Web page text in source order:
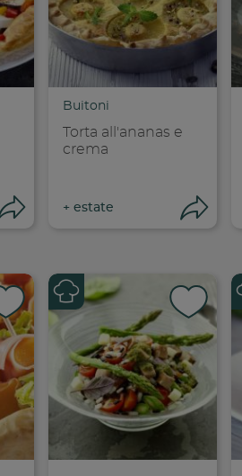
su
link
Apri condivisione
su
link
Buitoni
Torta all'ananas e
crema
+ estate